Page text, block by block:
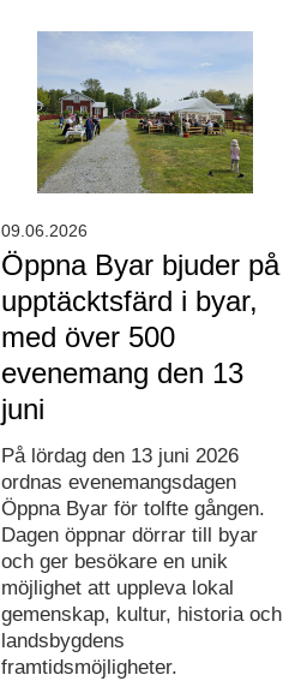
Öppna Byar bjuder på
upptäcktsfärd i byar,
med över 500
evenemang den 13
juni
På lördag den 13 juni 2026
ordnas evenemangsdagen
Öppna Byar för tolfte gången.
Dagen öppnar dörrar till byar
och ger besökare en unik
möjlighet att uppleva lokal
gemenskap, kultur, historia och
landsbygdens
framtidsmöjligheter.
09.06.2026